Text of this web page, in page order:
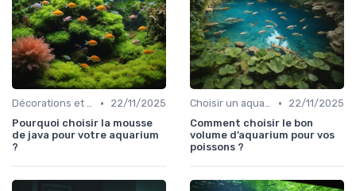
Décorations et plantes •
22/11/2025
Pourquoi choisir la mousse
de java pour votre aquarium
?
Choisir un aquarium •
22/11/2025
Comment choisir le bon
volume d’aquarium pour vos
poissons ?